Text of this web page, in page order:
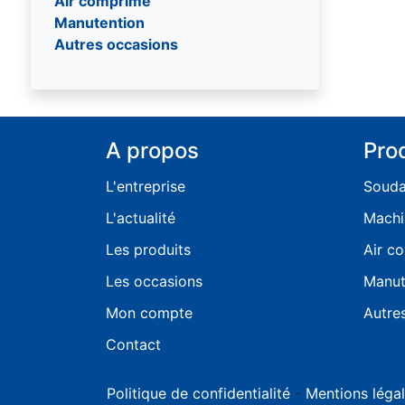
Manutention
Autres occasions
A propos
L'entreprise
L'actualité
Les produits
Les occasions
Mon compte
Contact
Air
Politique de confidentialité - Mentions